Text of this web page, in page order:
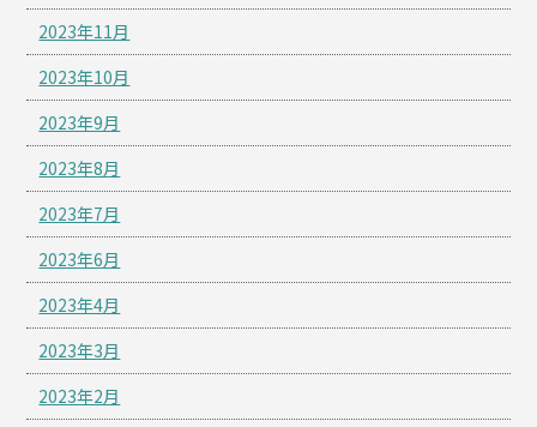
2023年11月
2023年10月
2023年9月
2023年8月
2023年7月
2023年6月
2023年4月
2023年3月
2023年2月